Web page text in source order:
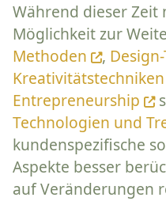
Während dieser Zeit
Möglichkeit zur
Methoden
,
Kreativitätstechniken
Entrepreneurship
Technologien und
kundenspezifische
Aspekte besser
auf Veränderungen